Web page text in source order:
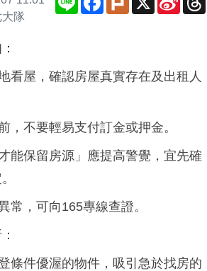
隊
：
看屋，確認房屋真實存在及出租人
，不要輕易支付訂金或押金。
能保留房源」應提高警覺，宜先確
常，可向165專線查證。
條件優渥的物件，吸引急於找房的